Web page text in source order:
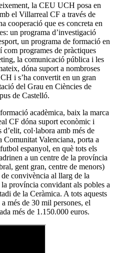
la CEU UCH posa en
el Villarreal CF a través de
cooperació que es concreta en
un programa d’investigació
un programa de formació en
programes de pràctiques
la comunicació pública i les
dóna suport a nombroses
i s’ha convertit en un gran
del Grau en Ciències de
de Castelló.
acadèmica, baix la marca
CF dóna suport econòmic i
col·labora amb més de
Comunitat Valenciana, porta a
espanyol, en què tots els
a un centre de la província
gent gran, centre de menors)
convivència al llarg de la
província convidant als pobles a
de la Ceràmica. A tots aquests
més de 30 mil persones, el
més de 1.150.000 euros.